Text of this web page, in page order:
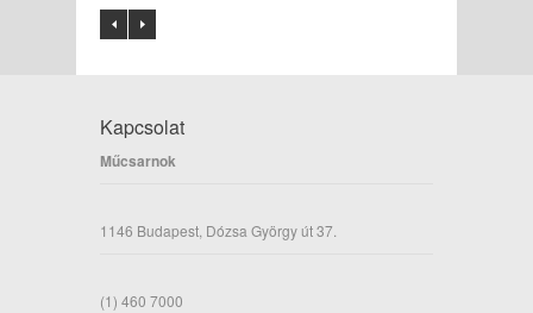
Kapcsolat
Műcsarnok
1146 Budapest, Dózsa György út 37.
(1) 460 7000